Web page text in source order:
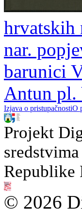
hrvatskih
nar.
barunici
Antun pl.
Izjava o pristupačnostiO
Projekt
Republike
© 2026